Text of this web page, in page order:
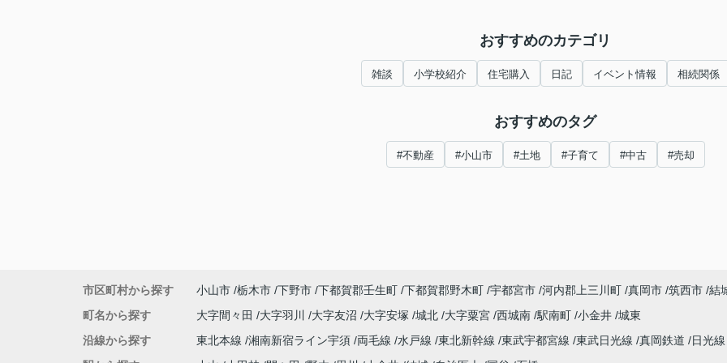
おすすめのカテゴリ
雑談 小学校紹介 住宅購入 日記 イベント情報 相続関係
おすすめのタグ
#不動産 #小山市 #土地 #子育て #中古 #売却
市区町村から探す 小山市 栃木市 下野市 下都賀郡壬生町 下都賀郡野木町 宇都宮市 河内郡上三川町 真岡市 筑西市 結
町名から探す
大字間々田 大字羽川 大字友沼 大字安塚 城北 大字粟宮 西城南 駅南町 小金井 城東
沿線から探す
東北本線 湘南新宿ライン宇須 両毛線 水戸線 東北新幹線 東武宇都宮線 東武日光線 真岡鉄道 日光線